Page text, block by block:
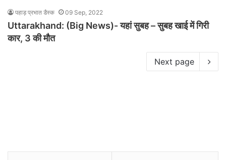
पहाड़ प्रभात डैस्क 09 Sep, 2022
Uttarakhand: (Big News)- यहां सुबह – सुबह खाई में गिरी
कार, 3 की मौत
Next page